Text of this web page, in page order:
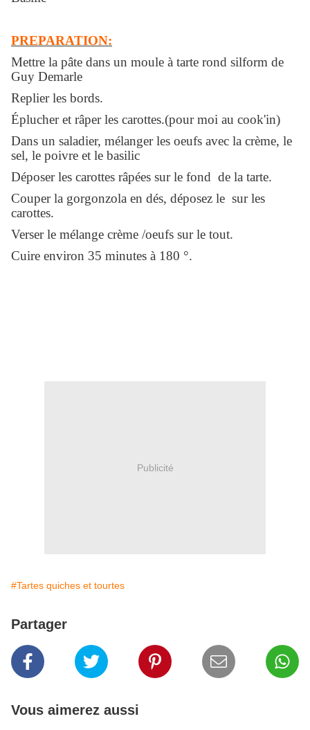
PREPARATION:
Mettre la pâte dans un moule à tarte rond silform de
Guy Demarle
Replier les bords.
Éplucher et râper les carottes.(pour moi au cook'in)
Dans un saladier, mélanger les oeufs avec la crème, le
sel, le poivre et le basilic
Déposer les carottes râpées sur le fond de la tarte.
Couper la gorgonzola en dés, déposez le sur les
carottes.
Verser le mélange crème /oeufs sur le tout.
Cuire environ 35 minutes à 180 °.
Publicité
#Tartes quiches et tourtes
Partager
Vous aimerez aussi